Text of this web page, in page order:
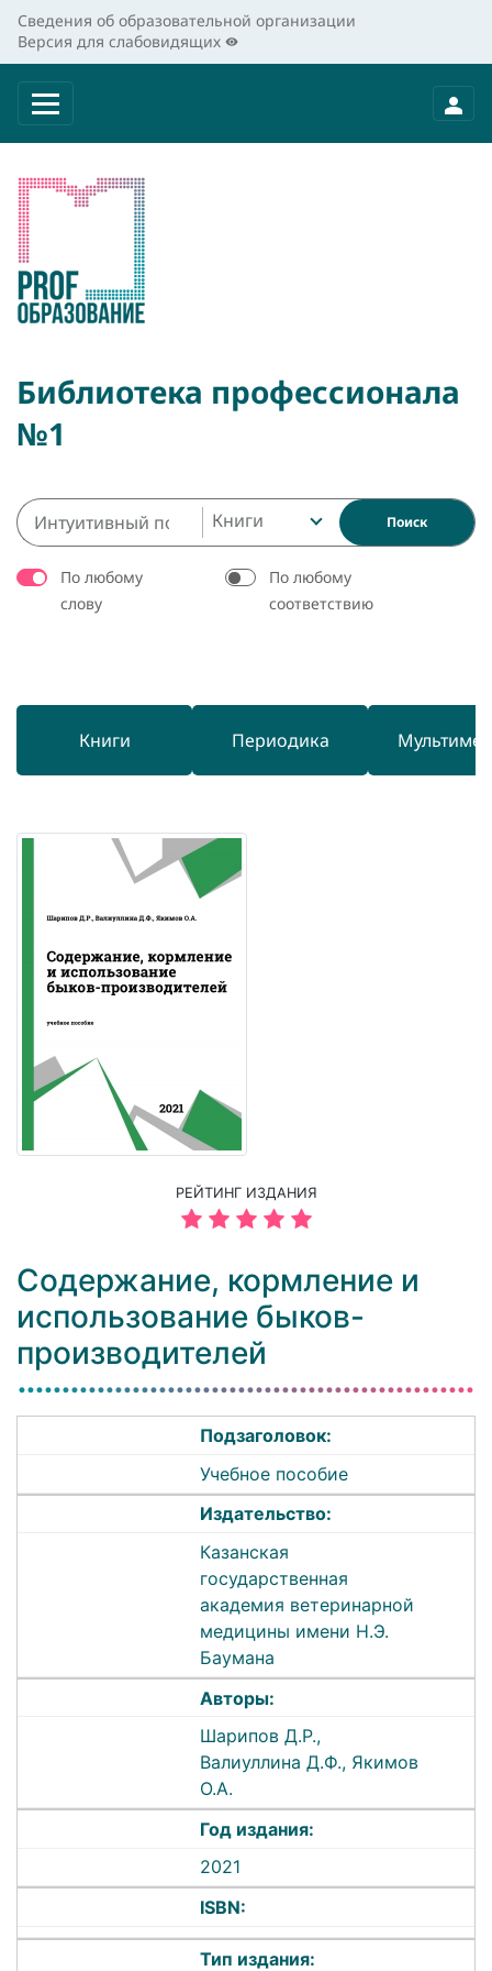
Сведения об образовательной организации
Версия для слабовидящих
Библиотека профессионала
№1
Книги Поиск
По любому
слову
По любому
соответствию
Книги Периодика
РЕЙТИНГ ИЗДАНИЯ
Содержание, кормление и
использование быков-
производителей
Подзаголовок:
Учебное пособие
Издательство:
Казанская
государственная
академия ветеринарной
медицины имени Н.Э.
Баумана
Авторы:
Шарипов Д.Р.,
Валиуллина Д.Ф., Якимов
О.А.
Год издания:
2021
ISBN:
Тип издания: